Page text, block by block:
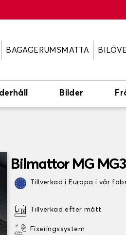
BAGAGERUMSMATTA
Bilder
Bilmattor MG MG3
Tillverkad i Europa i vår
Tillverkad efter mått
Fixeringssystem